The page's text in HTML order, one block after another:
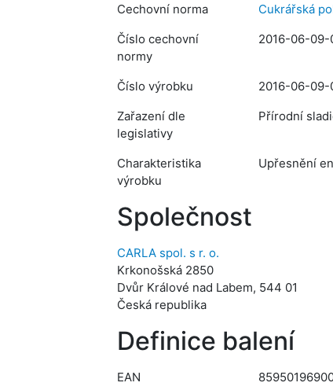
Cechovní norma
Cukrářská
Číslo cechovní
normy
2016-06-09-
Číslo výrobku
2016-06-09-
Zařazení dle
legislativy
Přírodní
Charakteristika
výrobku
Upřesnění
Společnost
CARLA spol. s r. o.
Krkonošská 2850
Dvůr Králové nad Labem, 544 01
Česká republika
Definice balení
EAN